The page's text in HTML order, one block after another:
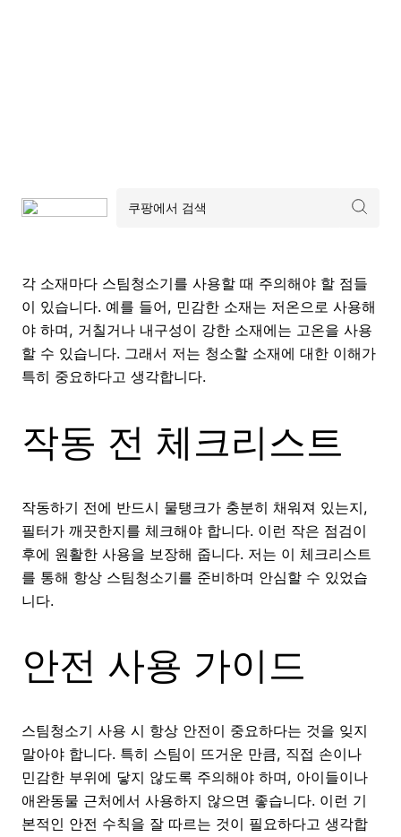
각 소재마다 스팀청소기를 사용할 때 주의해야 할 점들
이 있습니다. 예를 들어, 민감한 소재는 저온으로 사용해
야 하며, 거칠거나 내구성이 강한 소재에는 고온을 사용
할 수 있습니다. 그래서 저는 청소할 소재에 대한 이해가
특히 중요하다고 생각합니다.
작동 전 체크리스트
작동하기 전에 반드시 물탱크가 충분히 채워져 있는지,
필터가 깨끗한지를 체크해야 합니다. 이런 작은 점검이
후에 원활한 사용을 보장해 줍니다. 저는 이 체크리스트
를 통해 항상 스팀청소기를 준비하며 안심할 수 있었습
니다.
안전 사용 가이드
스팀청소기 사용 시 항상 안전이 중요하다는 것을 잊지
말아야 합니다. 특히 스팀이 뜨거운 만큼, 직접 손이나
민감한 부위에 닿지 않도록 주의해야 하며, 아이들이나
애완동물 근처에서 사용하지 않으면 좋습니다. 이런 기
본적인 안전 수칙을 잘 따르는 것이 필요하다고 생각합